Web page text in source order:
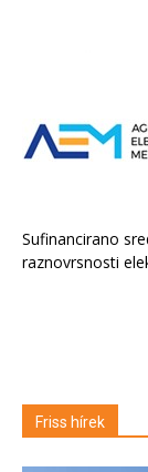
Sufinancirano
raznovrsnosti
Friss hírek